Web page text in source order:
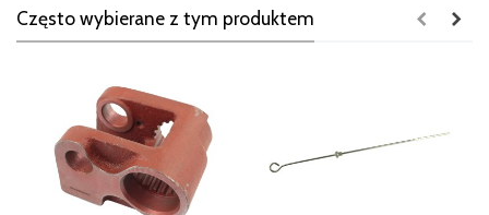
Często wybierane z tym produktem